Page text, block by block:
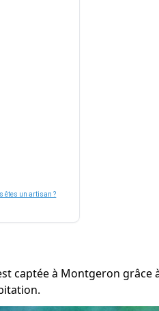
êtes un artisan ?
captée à Montgeron grâce